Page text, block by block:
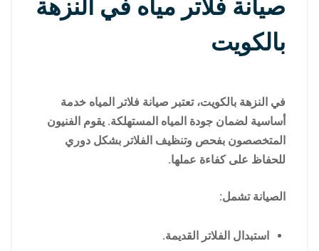
صيانة فلاتر مياه في النزهة
بالكويت
في النزهة بالكويت، تعتبر صيانة فلاتر المياه خدمة
أساسية لضمان جودة المياه المستهلكة. يقوم الفنيون
المتخصصون بفحص وتنظيف الفلاتر بشكل دوري
للحفاظ على كفاءة عملها.
الصيانة تشمل:
استبدال الفلاتر القديمة.